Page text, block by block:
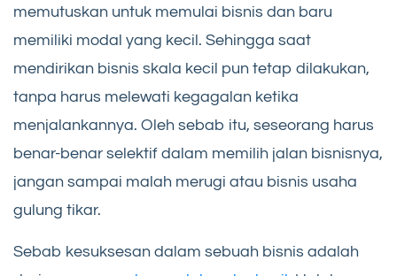
memutuskan untuk memulai bisnis dan baru
memiliki modal yang kecil. Sehingga saat
mendirikan bisnis skala kecil pun tetap dilakukan,
tanpa harus melewati kegagalan ketika
menjalankannya. Oleh sebab itu, seseorang harus
benar-benar selektif dalam memilih jalan bisnisnya,
jangan sampai malah merugi atau bisnis usaha
gulung tikar.
Sebab kesuksesan dalam sebuah bisnis adalah